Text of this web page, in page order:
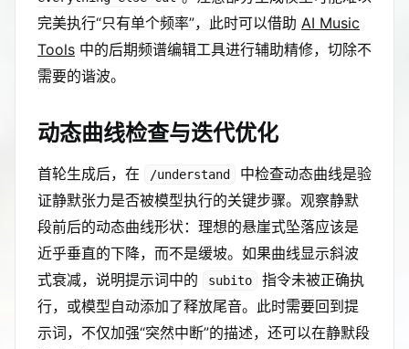
完美执行“只有单个频率”，此时可以借助 AI Music
Tools 中的后期频谱编辑工具进行辅助精修，切除不
需要的谐波。
动态曲线检查与迭代优化
首轮生成后，在 /understand
中检查动态曲线是验
证静默张力是否被模型执行的关键步骤。观察静默
段前后的动态曲线形状：理想的悬崖式坠落应该是
近乎垂直的下降，而不是缓坡。如果曲线显示斜波
式衰减，说明提示词中的
subito
指令未被正确执
行，或模型自动添加了释放尾音。此时需要回到提
示词，不仅加强“突然中断”的描述，还可以在静默段